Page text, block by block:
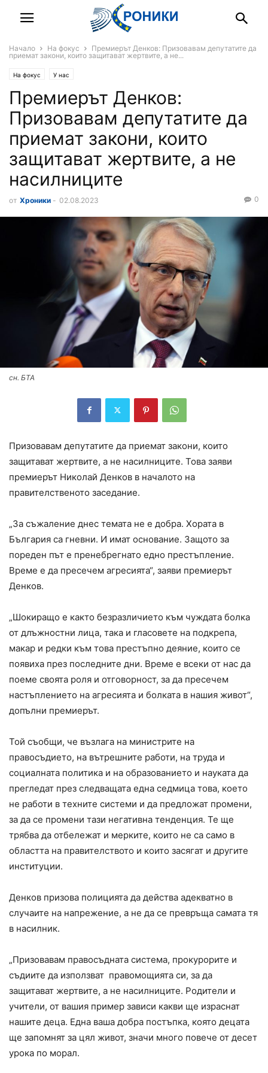
Начало На фокус
Премиерът Денков: Призовавам депутатите да
приемат закони, които защитават жертвите, а не...
На фокус У нас
Премиерът Денков:
Призовавам депутатите да
приемат закони, които
защитават жертвите, а не
насилниците
от Хроники - 02.08.2023 0
сн. БТА
Призовавам депутатите да приемат закони, които
защитават жертвите, а не насилниците. Това заяви
премиерът Николай Денков в началото на
правителственото заседание.
„За съжаление днес темата не е добра. Хората в
България са гневни. И имат основание. Защото за
пореден път е пренебрегнато едно престъпление.
Време е да пресечем агресията“, заяви премиерът
Денков.
„Шокиращо е както безразличието към чуждата болка
от длъжностни лица, така и гласовете на подкрепа,
макар и редки към това престъпно деяние, които се
появиха през последните дни. Време е всеки от нас да
поеме своята роля и отговорност, за да пресечем
настъплението на агресията и болката в нашия живот“,
допълни премиерът.
Той съобщи, че възлага на министрите на
правосъдието, на вътрешните работи, на труда и
социалната политика и на образованието и науката да
прегледат през следващата една седмица това, което
не работи в техните системи и да предложат промени,
за да се промени тази негативна тенденция. Те ще
трябва да отбележат и мерките, които не са само в
областта на правителството и които засягат и другите
институции.
Денков призова полицията да действа адекватно в
случаите на напрежение, а не да се превръща самата тя
в насилник.
„Призовавам правосъдната система, прокурорите и
съдиите да използват правомощията си, за да
защитават жертвите, а не насилниците. Родители и
учители, от вашия пример зависи какви ще израснат
нашите деца. Една ваша добра постъпка, която децата
ще запомнят за цял живот, значи много повече от десет
урока по морал.